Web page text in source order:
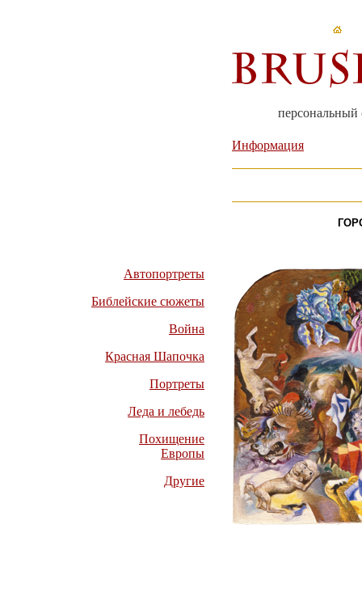
Информация
Автопортреты
Библейские сюжеты
Война
Красная Шапочка
Портреты
Леда и лебедь
Похищение
Европы
Другие